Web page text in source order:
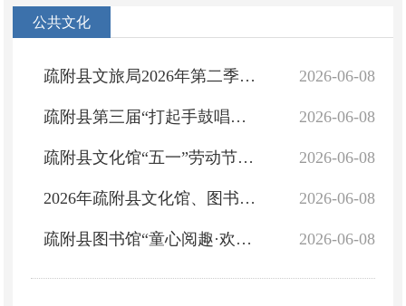
公共文化
2026-06-08
疏附县文旅局2026年第二季度主动公开事项目录
2026-06-08
疏附县第三届“打起手鼓唱起歌——喀什地区2026年非遗传承人、民间艺人交流活动”活动公告
2026-06-08
疏附县文化馆“五一”劳动节中国新疆民族乐器村亲子手工及民间艺人演出活动公告
2026-06-08
2026年疏附县文化馆、图书馆组织开展各乡镇、村（社区）骨干干部业务培训公告
2026-06-08
疏附县图书馆“童心阅趣·欢度六一”儿童节专场主题活动公告